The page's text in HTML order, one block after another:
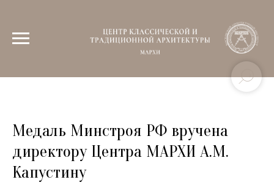
Медаль Минстроя РФ вручена
директору Центра МАРХИ А.М.
Капустину